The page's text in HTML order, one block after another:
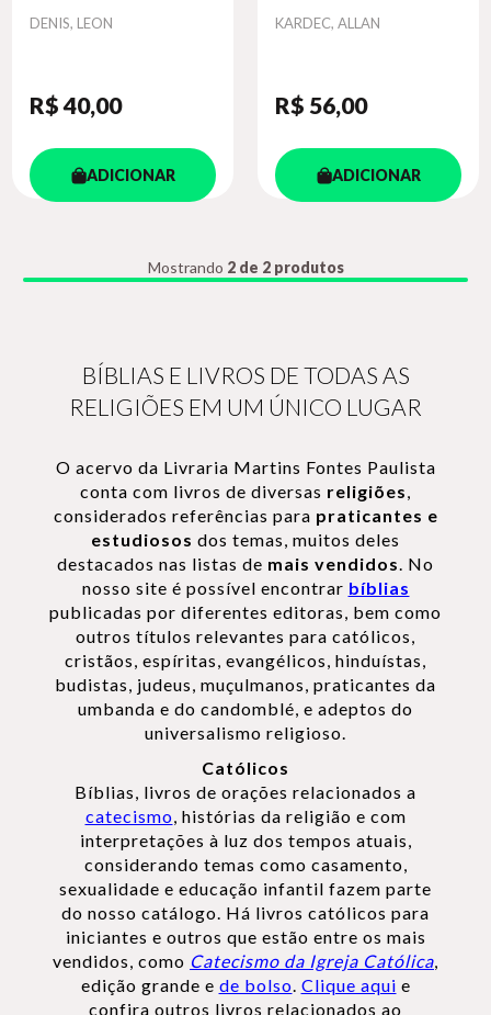
Autor
DENIS, LEON
R$ 40,00
ADICIONAR
Autor
KARDEC, ALLAN
R$ 56,00
ADICIONAR
Mostrando 2 de 2 produtos
BÍBLIAS E LIVROS DE TODAS AS
RELIGIÕES EM UM ÚNICO LUGAR
O acervo da Livraria Martins Fontes Paulista
conta com livros de diversas religiões,
considerados referências para praticantes e
estudiosos dos temas, muitos deles
destacados nas listas de mais vendidos. No
nosso site é possível encontrar bíblias
publicadas por diferentes editoras, bem como
outros títulos relevantes para católicos,
cristãos, espíritas, evangélicos, hinduístas,
budistas, judeus, muçulmanos, praticantes da
umbanda e do candomblé, e adeptos do
universalismo religioso.
Católicos
Bíblias, livros de orações relacionados a
catecismo, histórias da religião e com
interpretações à luz dos tempos atuais,
considerando temas como casamento,
sexualidade e educação infantil fazem parte
do nosso catálogo. Há livros católicos para
iniciantes e outros que estão entre os mais
vendidos, como Catecismo da Igreja Católica,
edição grande e de bolso. Clique aqui e
confira outros livros relacionados ao